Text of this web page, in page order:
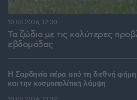
Τα ζώδια με τις καλύτερες
εβδομάδας
10.08.2026, 12:30
Η Σαρδηνία πέρα από τη διεθνή φήμη
και την κοσμοπολίτικη λάμψη